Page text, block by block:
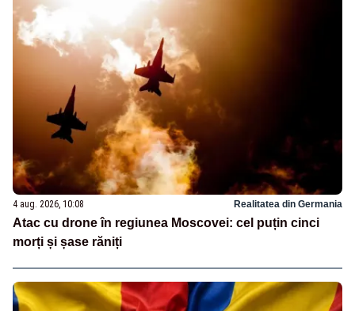
4 aug. 2026, 10:08 Realitatea din Germania
Atac cu drone în regiunea Moscovei: cel puțin cinci
morți și șase răniți